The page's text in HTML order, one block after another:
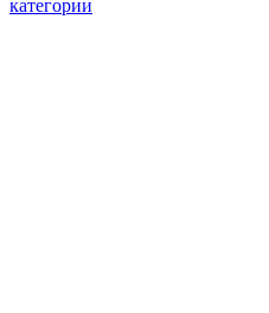
категории